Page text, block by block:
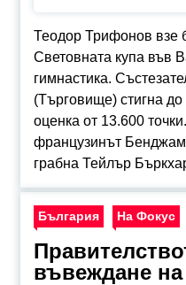
Теодор Трифонов взе
Световната купа във
гимнастика.
(Търговище) стигна до
оценка от 13.600
французинът
грабна Тейлър
България На Фокус
въвеждане